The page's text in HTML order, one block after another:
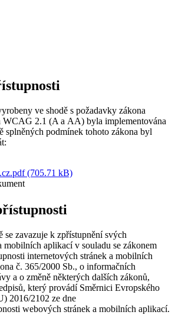
ve shodě s požadavky zákona
WCAG 2.1 (A a AA) byla implementována
splněných podmínek tohoto zákona byl
(705.71 kB)
zavazuje k zpřístupnění svých
mobilních aplikací v souladu se zákonem
internetových stránek a mobilních
č. 365/2000 Sb., o informačních
a o změně některých dalších zákonů,
který provádí Směrnici Evropského
2016/2102 ze dne
webových stránek a mobilních aplikací.